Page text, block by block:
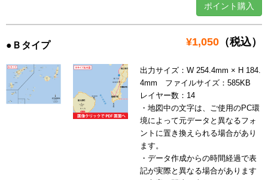
ポイント購入
¥1,050 （税込）
●Ｂタイプ
出力サイズ：W 254.4mm × H 184.
4mm ファイルサイズ：585KB
レイヤー数：14
・地図中の文字は、ご使用のPC環
境によって元データと異なるフォ
ントに置き換えられる場合があり
ます。
・データ作成からの時間経過で表
記が実際と異なる場合があります